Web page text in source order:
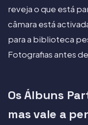
reveja o que está
câmara está
para a biblioteca
Fotografias antes
Os Álbuns
mas vale a